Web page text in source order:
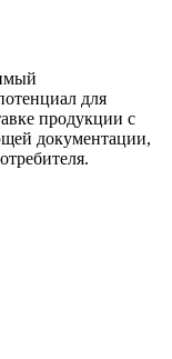
для
продукции с
документации,